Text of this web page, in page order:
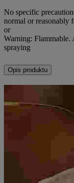
No specific
normal or reasonably
or
Warning: Flammable.
spraying
Opis produktu